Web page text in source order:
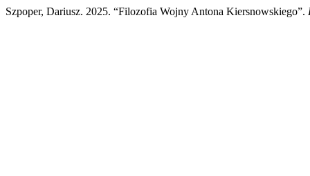
Szpoper, Dariusz. 2025. “Filozofia Wojny Antona Kiersnowskiego”.